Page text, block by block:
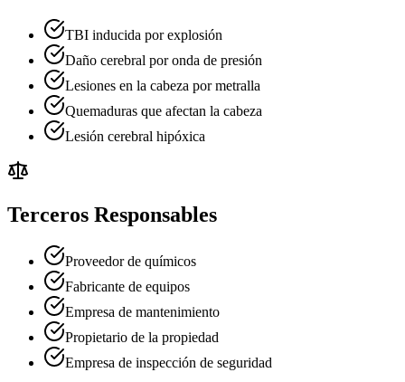
TBI inducida por explosión
Daño cerebral por onda de presión
Lesiones en la cabeza por metralla
Quemaduras que afectan la cabeza
Lesión cerebral hipóxica
Terceros Responsables
Proveedor de químicos
Fabricante de equipos
Empresa de mantenimiento
Propietario de la propiedad
Empresa de inspección de seguridad